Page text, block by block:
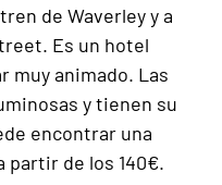
de Waverley y a
Es un hotel
muy animado. Las
y tienen su
encontrar una
partir de los 140€.